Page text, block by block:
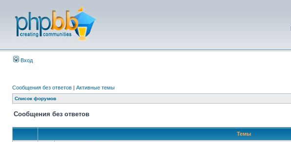
Вход
Сообщения без ответов | Активные темы
Список форумов
Сообщения без ответов
Темы